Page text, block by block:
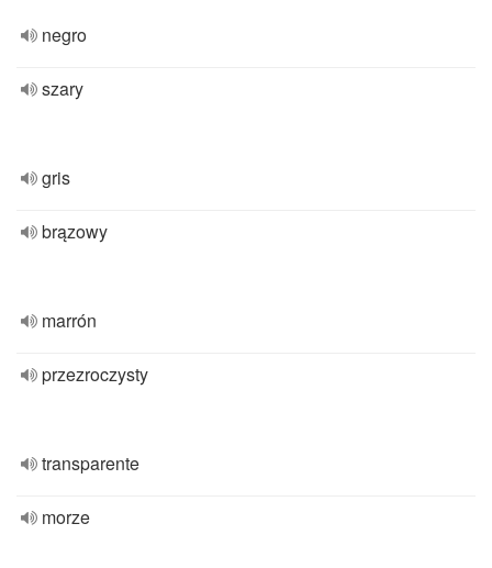
negro
szary
gris
brązowy
marrón
przezroczysty
transparente
morze